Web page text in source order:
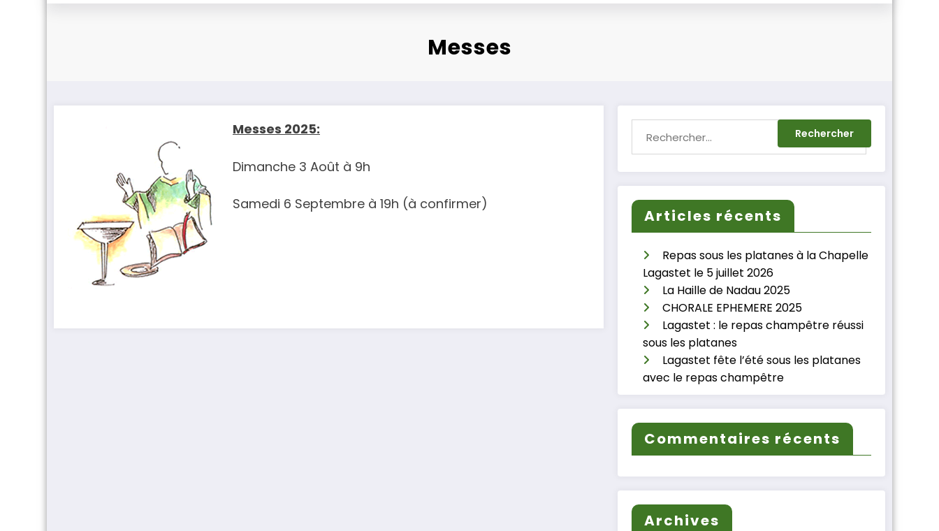
Messes
Messes 2025:
Dimanche 3 Août à 9h
Samedi 6 Septembre à 19h (à confirmer)
Articles récents
Repas sous les platanes à la Chapelle
Lagastet le 5 juillet 2026
La Haille de Nadau 2025
CHORALE EPHEMERE 2025
Lagastet : le repas champêtre réussi
sous les platanes
Lagastet fête l’été sous les platanes
avec le repas champêtre
Commentaires récents
Archives